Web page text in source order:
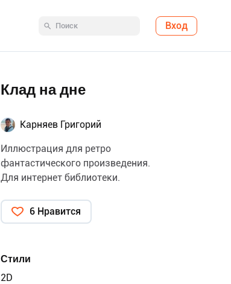
Вход
Клад на дне
Карняев Григорий
Иллюстрация для ретро
фантастического произведения.
Для интернет библиотеки.
6 Нравится
Стили
2D